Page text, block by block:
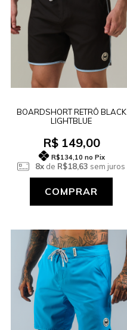
BOARDSHORT RETRÔ BLACK
LIGHTBLUE
R$ 149,00
R$134,10 no Pix
8xde R$18,63 sem juros
COMPRAR